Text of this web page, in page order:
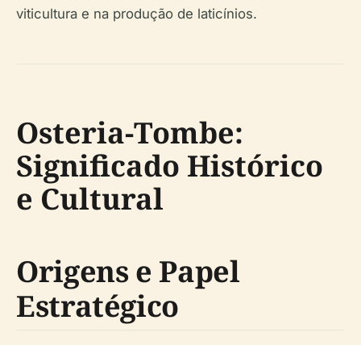
viticultura e na produção de laticínios.
Osteria-Tombe:
Significado Histórico
e Cultural
Origens e Papel
Estratégico